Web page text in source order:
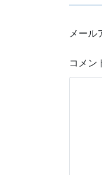
メール
コメン